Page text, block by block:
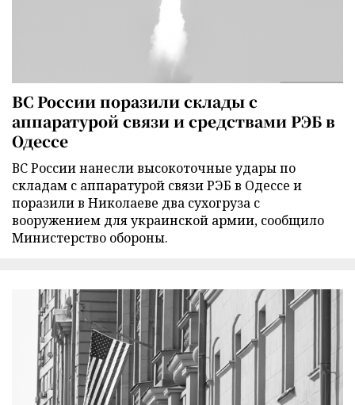
ВС России поразили склады с
аппаратурой связи и средствами РЭБ в
Одессе
ВС России нанесли высокоточные удары по
складам с аппаратурой связи РЭБ в Одессе и
поразили в Николаеве два сухогруза с
вооружением для украинской армии, сообщило
Министерство обороны.